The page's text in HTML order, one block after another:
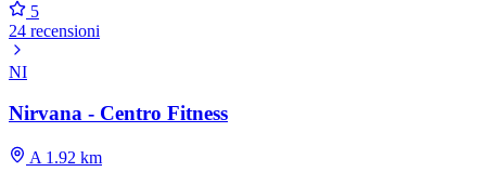
5
24 recensioni
NI
Nirvana - Centro Fitness
A 1.92 km